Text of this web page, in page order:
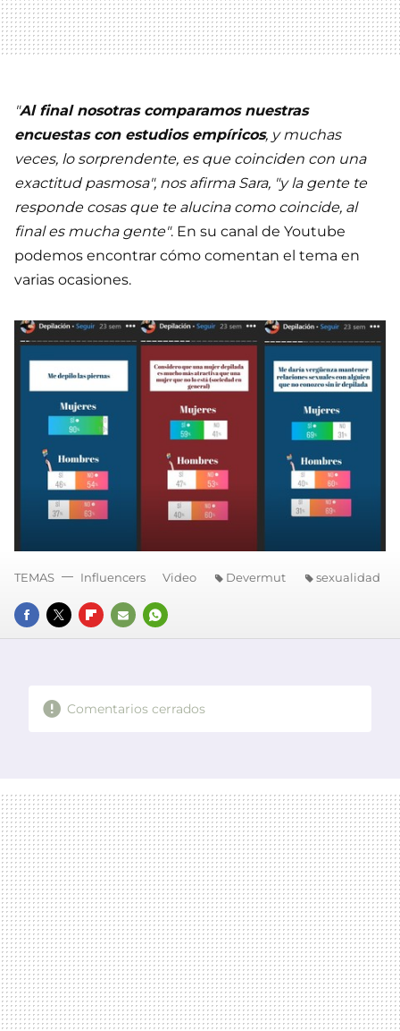
"Al final nosotras comparamos nuestras
encuestas con estudios empíricos, y muchas
veces, lo sorprendente, es que coinciden con una
exactitud pasmosa", nos afirma Sara, "y la gente te
responde cosas que te alucina como coincide, al
final es mucha gente". En su canal de Youtube
podemos encontrar cómo comentan el tema en
varias ocasiones.
FACEBOOK
TWITTERFLIPBOARD
E-
WHATSAPP
TEMAS Influencers Video Devermut sexualidad
Comentarios cerrados